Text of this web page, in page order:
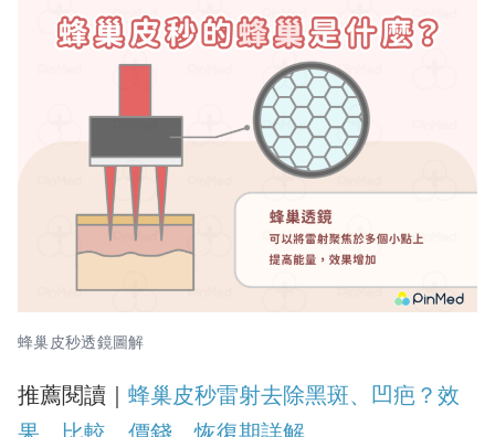
蜂巢皮秒透鏡圖解
推薦閱讀｜ 蜂巢皮秒雷射去除黑斑、凹疤？效